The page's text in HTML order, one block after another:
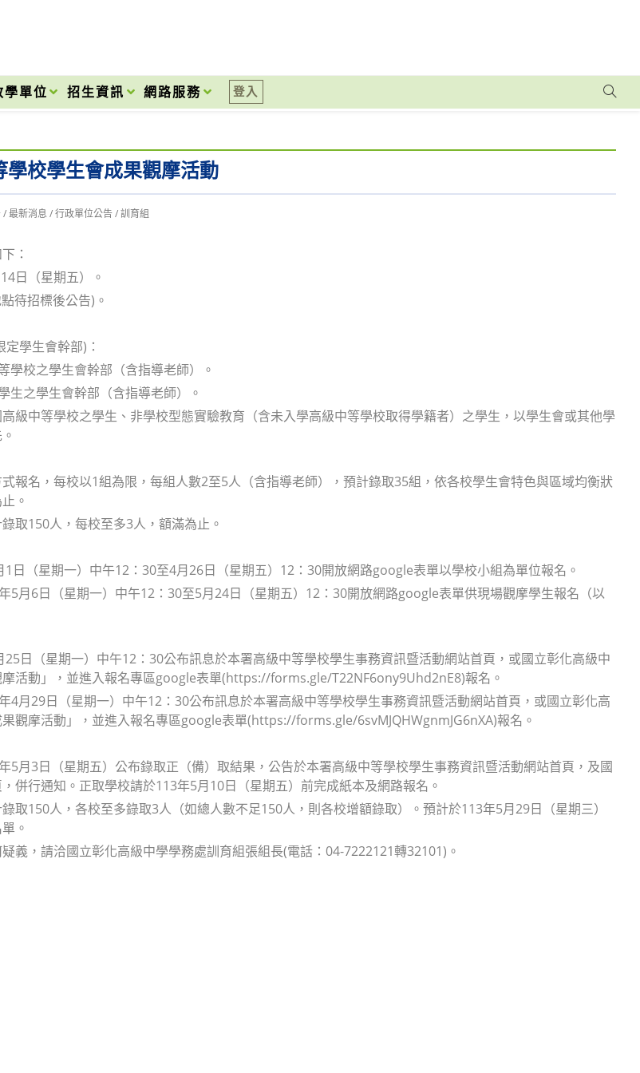
學單位 招生資訊 網路服務 登入
校學生會成果觀摩活動
/ 最新消息 / 行政單位公告 / 訓育組
：
日（星期五）。
待招標後公告)。
學生會幹部)：
學校之學生會幹部（含指導老師）。
生之學生會幹部（含指導老師）。
級中等學校之學生、非學校型態實驗教育（含未入學高級中等學校取得學籍者）之學生，以學生會或其他學
報名，每校以1組為限，每組人數2至5人（含指導老師），預計錄取35組，依各校學生會特色與區域均衡狀
。
取150人，每校至多3人，額滿為止。
1日（星期一）中午12：30至4月26日（星期五）12：30開放網路google表單以學校小組為單位報名。
5月6日（星期一）中午12：30至5月24日（星期五）12：30開放網路google表單供現場觀摩學生報名（以
25日（星期一）中午12：30公布訊息於本署高級中等學校學生事務資訊暨活動網站首頁，或國立彰化高級中
活動」，並進入報名專區google表單(https://forms.gle/T22NF6ony9Uhd2nE8)報名。
4月29日（星期一）中午12：30公布訊息於本署高級中等學校學生事務資訊暨活動網站首頁，或國立彰化高
觀摩活動」，並進入報名專區google表單(https://forms.gle/6svMJQHWgnmJG6nXA)報名。
5月3日（星期五）公布錄取正（備）取結果，公告於本署高級中等學校學生事務資訊暨活動網站首頁，及國
併行通知。正取學校請於113年5月10日（星期五）前完成紙本及網路報名。
取150人，各校至多錄取3人（如總人數不足150人，則各校增額錄取）。預計於113年5月29日（星期三）
。
義，請洽國立彰化高級中學學務處訓育組張組長(電話：04-7222121轉32101)。